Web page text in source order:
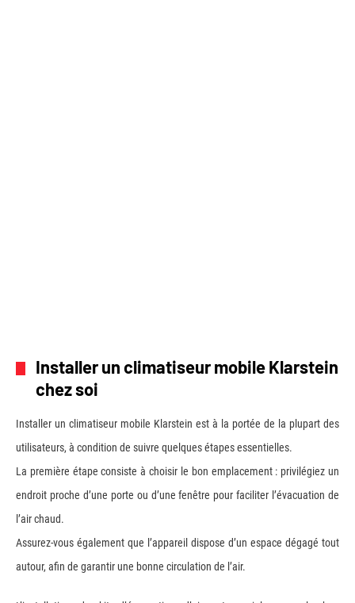
Installer un climatiseur mobile Klarstein
chez soi
Installer un climatiseur mobile Klarstein est à la portée de la plupart des
utilisateurs, à condition de suivre quelques étapes essentielles.
La première étape consiste à choisir le bon emplacement : privilégiez un
endroit proche d’une porte ou d’une fenêtre pour faciliter l’évacuation de
l’air chaud.
Assurez-vous également que l’appareil dispose d’un espace dégagé tout
autour, afin de garantir une bonne circulation de l’air.